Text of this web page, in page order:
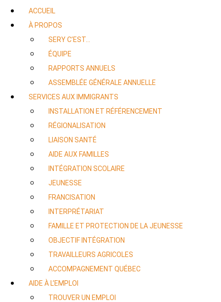
ACCUEIL
À PROPOS
SERY C’EST…
ÉQUIPE
RAPPORTS ANNUELS
ASSEMBLÉE GÉNÉRALE ANNUELLE
SERVICES AUX IMMIGRANTS
INSTALLATION ET RÉFÉRENCEMENT
RÉGIONALISATION
LIAISON SANTÉ
AIDE AUX FAMILLES
INTÉGRATION SCOLAIRE
JEUNESSE
FRANCISATION
INTERPRÉTARIAT
FAMILLE ET PROTECTION DE LA JEUNESSE
OBJECTIF INTÉGRATION
TRAVAILLEURS AGRICOLES
ACCOMPAGNEMENT QUÉBEC
AIDE À L’EMPLOI
TROUVER UN EMPLOI